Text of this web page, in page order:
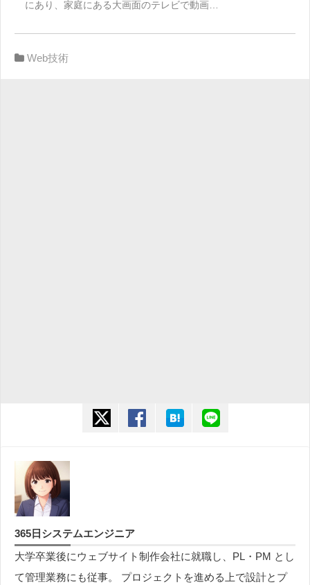
にあり、家庭にある大画面のテレビで動画…
Web技術
twitter facebook hatena
365日システムエンジニア
大学卒業後にウェブサイト制作会社に就職し、PL・PM とし
て管理業務にも従事。 プロジェクトを進める上で設計とプ